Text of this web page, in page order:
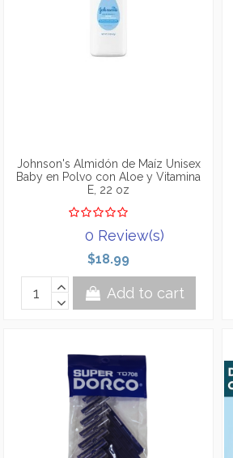
Johnson's Almidón de Maíz Unisex
Baby en Polvo con Aloe y Vitamina
E, 22 oz
0 Review(s)
$18.99
Add to cart